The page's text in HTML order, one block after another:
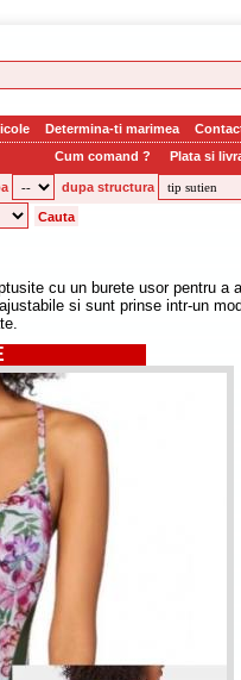
Determina-ti marimea
Cum comand ? Plata si
dupa structura
cu un burete usor pentru a
si sunt prinse intr-un